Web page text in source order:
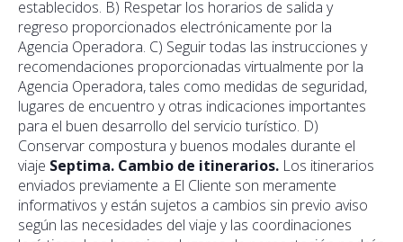
establecidos. B) Respetar los horarios de salida y
regreso proporcionados electrónicamente por la
Agencia Operadora. C) Seguir todas las instrucciones y
recomendaciones proporcionadas virtualmente por la
Agencia Operadora, tales como medidas de seguridad,
lugares de encuentro y otras indicaciones importantes
para el buen desarrollo del servicio turístico. D)
Conservar compostura y buenos modales durante el
viaje Septima. Cambio de itinerarios. Los itinerarios
enviados previamente a El Cliente son meramente
informativos y están sujetos a cambios sin previo aviso
según las necesidades del viaje y las coordinaciones